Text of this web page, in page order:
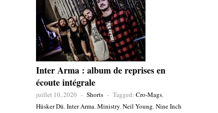
Inter Arma : album de reprises en
écoute intégrale
juillet 10, 2020 - Shorts - Tagged: Cro-Mags,
Hüsker Dü,Inter Arma,Ministry,Neil Young,Nine Inch